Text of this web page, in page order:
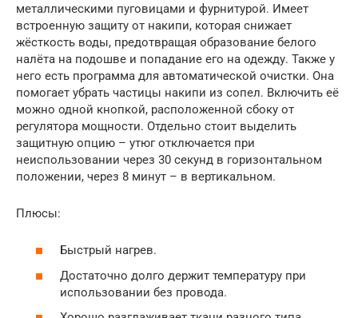
металлическими пуговицами и фурнитурой. Имеет
встроенную защиту от накипи, которая снижает
жёсткость воды, предотвращая образование белого
налёта на подошве и попадание его на одежду. Также у
него есть программа для автоматической очистки. Она
помогает убрать частицы накипи из сопел. Включить её
можно одной кнопкой, расположенной сбоку от
регулятора мощности. Отдельно стоит выделить
защитную опцию – утюг отключается при
неиспользовании через 30 секунд в горизонтальном
положении, через 8 минут – в вертикальном.
Плюсы:
Быстрый нагрев.
Достаточно долго держит температуру при
использовании без провода.